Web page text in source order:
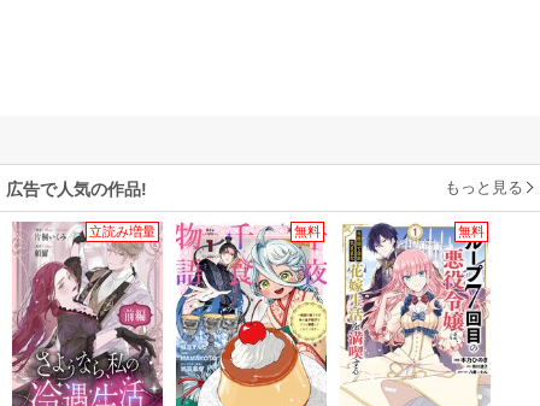
広告で人気の作品! もっと見る
立読み増量 無料 無料